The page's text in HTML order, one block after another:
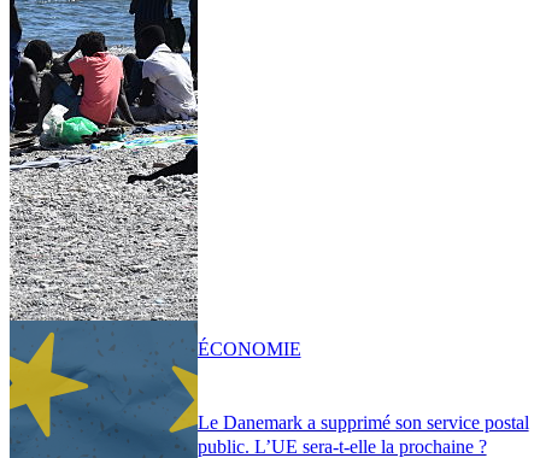
Le Danemark a supprimé son service postal
public. L’UE sera-t-elle la prochaine ?
ÉCONOMIE